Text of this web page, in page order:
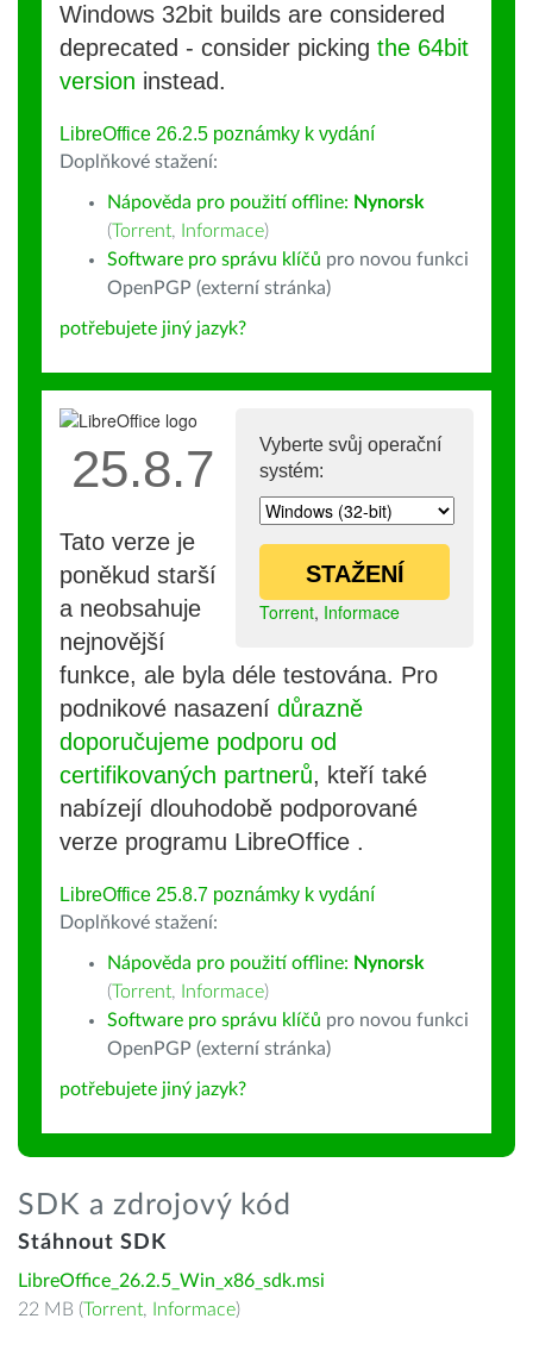
Windows 32bit builds are considered
deprecated - consider picking the 64bit
version instead.
LibreOffice 26.2.5 poznámky k vydání
Doplňkové stažení:
Nápověda pro použití offline: Nynorsk
(Torrent, Informace)
Software pro správu klíčů pro novou funkci
OpenPGP (externí stránka)
potřebujete jiný jazyk?
Vyberte svůj operační
systém:
STAŽENÍ
Torrent, Informace
25.8.7
Tato verze je
poněkud starší
a neobsahuje
nejnovější
funkce, ale byla déle testována. Pro
podnikové nasazení důrazně
doporučujeme podporu od
certifikovaných partnerů, kteří také
nabízejí dlouhodobě podporované
verze programu LibreOffice .
LibreOffice 25.8.7 poznámky k vydání
Doplňkové stažení:
Nápověda pro použití offline: Nynorsk
(Torrent, Informace)
Software pro správu klíčů pro novou funkci
OpenPGP (externí stránka)
potřebujete jiný jazyk?
SDK a zdrojový kód
Stáhnout SDK
LibreOffice_26.2.5_Win_x86_sdk.msi
22 MB (Torrent, Informace)